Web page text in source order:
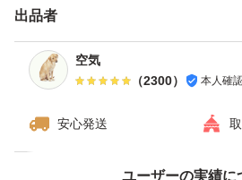
ますが、ご了承下さい。
・ダンボールは破損しやすい為プ
す。※四合瓶はサイズの都合上ダ
ンとなります。
------------検索用------------
出品者
空気
（2300） 本人確
安心発送
ユーザーの実績に